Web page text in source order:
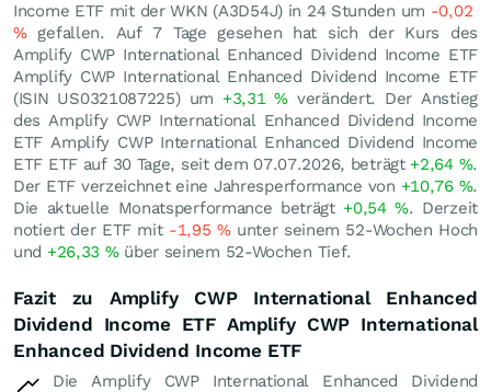
Income ETF mit der WKN (A3D54J) in 24 Stunden um -0,02
%gefallen. Auf 7 Tage gesehen hat sich der Kurs des
Amplify CWP International Enhanced Dividend Income ETF
Amplify CWP International Enhanced Dividend Income ETF
(ISIN US0321087225) um +3,31% verändert. Der Anstieg
des Amplify CWP International Enhanced Dividend Income
ETF Amplify CWP International Enhanced Dividend Income
ETF ETF auf 30 Tage, seit dem 07.07.2026, beträgt +2,64 %.
Der ETF verzeichnet eine Jahresperformance von +10,76 %.
Die aktuelle Monatsperformance beträgt +0,54%. Derzeit
notiert der ETF mit -1,95 %unter seinem 52-Wochen Hoch
und +26,33 %über seinem 52-Wochen Tief.
Fazit zu Amplify CWP International Enhanced
Dividend Income ETF Amplify CWP International
Enhanced Dividend Income ETF
Die Amplify CWP International Enhanced Dividend